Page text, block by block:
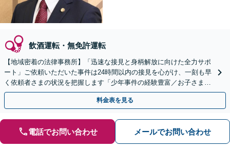
飲酒運転・無免許運転
【地域密着の法律事務所】「迅速な接見と身柄解放に向けた全力サポ
ート」ご依頼いただいた事件は24時間以内の接見を心がけ、一刻も早
く依頼者さまの状況を把握します「少年事件の経験豊富／お子さまの
将来に不安を感じられている親御さまもぜひご相談を」
料金表を見る
電話でお問い合わせ メールでお問い合わせ